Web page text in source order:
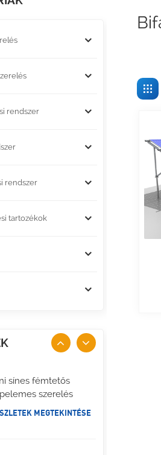
rendszer
rendszer
tartozékok
sínes fémtetős
szerelés
MEGTEKINTÉSE